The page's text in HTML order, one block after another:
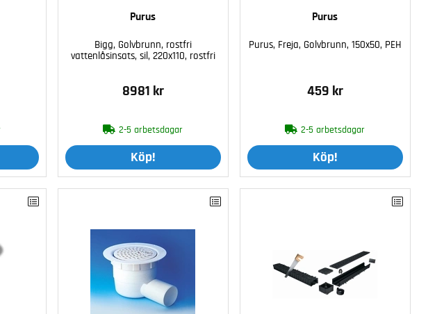
Purus
Bigg, Golvbrunn, rostfri
vattenlåsinsats, sil, 220x110, rostfri
8981 kr
2-5 arbetsdagar
Köp!
Purus
Purus, Freja, Golvbrunn, 150x50, PEH
459 kr
2-5 arbetsdagar
Köp!